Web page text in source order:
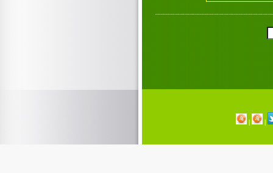
| |